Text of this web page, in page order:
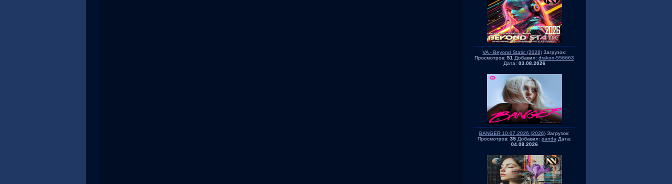
VA - Beyond Static (2026) Загрузок:
Просмотров: 51 Добавил: drakon-556663
Дата: 03.08.2026
BANGER 10.07.2026 (2026) Загрузок:
Просмотров: 35Добавил: panda Дата:
04.08.2026